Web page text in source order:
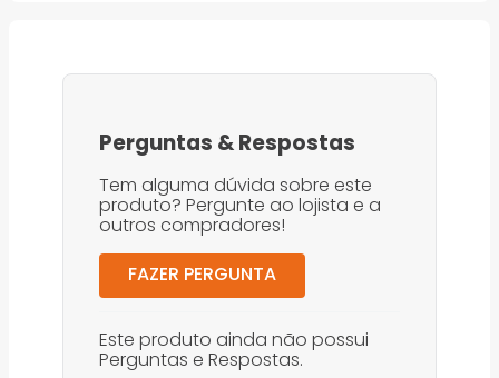
Perguntas &Respostas
Tem alguma dúvida sobre este
produto? Pergunte ao lojista e a
outros compradores!
FAZER PERGUNTA
Este produto ainda não possui
Perguntas e Respostas.